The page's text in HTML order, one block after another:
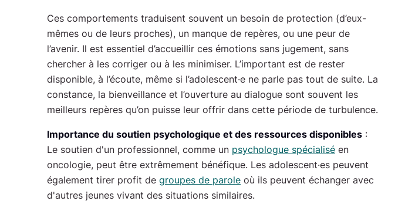
Ces comportements traduisent souvent un besoin de protection (d’eux-
mêmes ou de leurs proches), un manque de repères, ou une peur de
l’avenir. Il est essentiel d’accueillir ces émotions sans jugement, sans
chercher à les corriger ou à les minimiser. L’important est de rester
disponible, à l’écoute, même si l’adolescent·e ne parle pas tout de suite. La
constance, la bienveillance et l’ouverture au dialogue sont souvent les
meilleurs repères qu’on puisse leur offrir dans cette période de turbulence.
Importance du soutien psychologique et des ressources disponibles :
Le soutien d'un professionnel, comme un psychologue spécialisé en
oncologie, peut être extrêmement bénéfique. Les adolescent·es peuvent
également tirer profit de groupes de parole où ils peuvent échanger avec
d'autres jeunes vivant des situations similaires.